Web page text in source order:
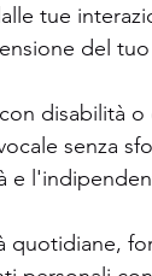
tue
del
disabilità
senza
e